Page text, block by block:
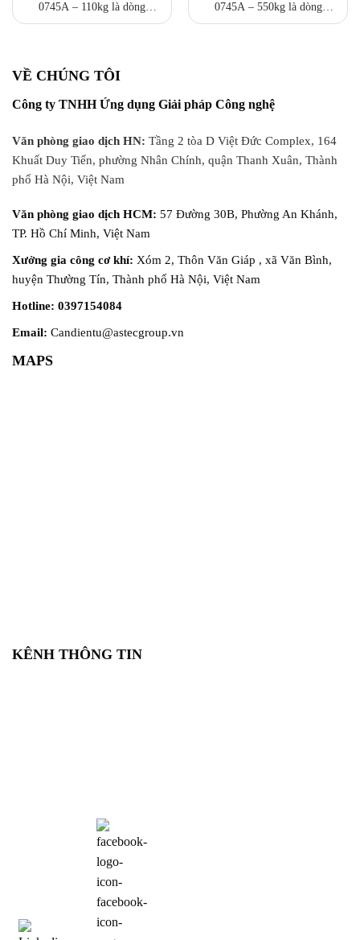
0745A – 110kg là dòng
loadcell dạng thanh một đầu
cao. Phù hợp cho cân bàn, cân
hệ thống cân tự động trong
chuẩn OIML, hoạt động ổn
định trong môi trường khắc
nghiệt.
0745A – 550kg là dòng
loadcell dạng thanh một đầu
hệ thống cân tự động trong
chuẩn OIML, hoạt động ổn
nghiệt.
VỀ CHÚNG TÔI
Công ty TNHH Ứng dụng Giải pháp Công nghệ
Văn phòng giao dịch HN: Tầng 2 tòa D Việt Đức Complex, 164
Khuất Duy Tiến, phường Nhân Chính, quận Thanh Xuân, Thành
phố Hà Nội, Việt Nam
Văn phòng giao dịch HCM: 57 Đường 30B, Phường An Khánh,
TP. Hồ Chí Minh, Việt Nam
Xưởng gia công cơ khí: Xóm 2, Thôn Văn Giáp , xã Văn Bình,
huyện Thường Tín, Thành phố Hà Nội, Việt Nam
Hotline: 0397154084
Email: Candientu@astecgroup.vn
MAPS
KÊNH THÔNG TIN